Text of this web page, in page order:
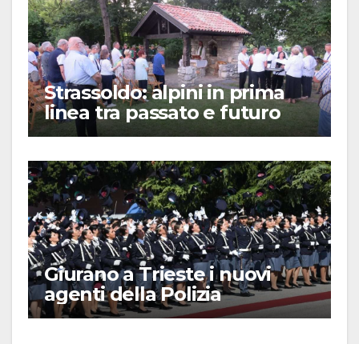
Strassoldo: alpini in prima
linea tra passato e futuro
Giurano a Trieste i nuovi
agenti della Polizia